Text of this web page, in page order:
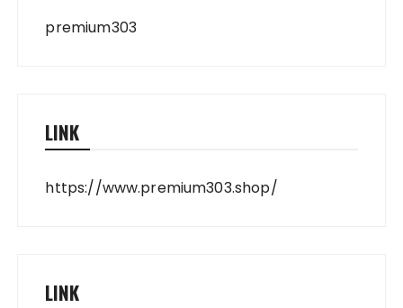
premium303
LINK
https://www.premium303.shop/
LINK